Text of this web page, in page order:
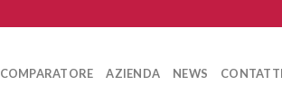
COMPARATORE AZIENDA NEWS CONTATTI